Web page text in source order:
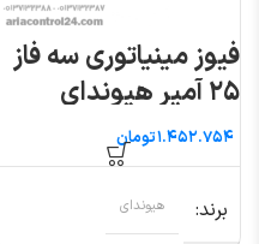
فیوز مینیاتوری سه فاز
۲۵ آمپر هیوندای
تومان
برند هیوندای